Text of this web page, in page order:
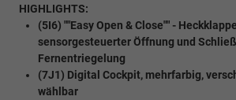
HIGHLIGHTS:
(5I6) ""Easy Open & Close"" -
sensorgesteuerter Öffnung und
Fernentriegelung
(7J1) Digital Cockpit, mehrfarbig,
wählbar